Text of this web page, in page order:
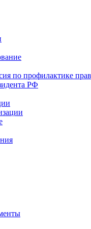
по профилактике
РФ